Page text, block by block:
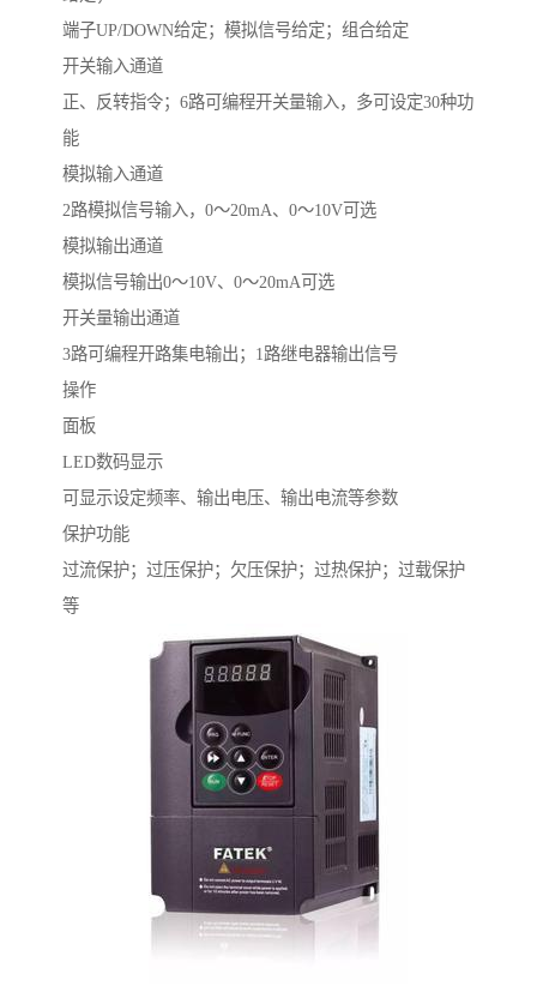
端子UP/DOWN给定；模拟信号给定；组合给定
开关输入通道
正、反转指令；6路可编程开关量输入，多可设定30种功
能
模拟输入通道
2路模拟信号输入，0～20mA、0～10V可选
模拟输出通道
模拟信号输出0～10V、0～20mA可选
开关量输出通道
3路可编程开路集电输出；1路继电器输出信号
操作
面板
LED数码显示
可显示设定频率、输出电压、输出电流等参数
保护功能
过流保护；过压保护；欠压保护；过热保护；过载保护
等